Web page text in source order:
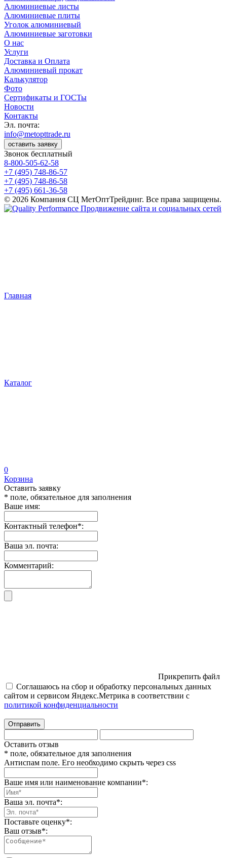
Алюминиевые листы
Алюминиевые плиты
Уголок алюминиевый
Алюминиевые заготовки
О нас
Услуги
Доставка и Оплата
Алюминиевый прокат
Калькулятор
Фото
Сертификаты и ГОСТы
Новости
Контакты
Эл. почта:
info@metopttrade.ru
оставить заявку
Звонок бесплатный
8-800-505-62-58
+7 (495) 748-86-57
+7 (495) 748-86-58
+7 (495) 661-36-58
© 2026 Компания СЦ МетОптТрейдинг. Все права защищены.
Продвижение сайта и социальных сетей
Главная
Каталог
0
Корзина
Оставить заявку
* поле, обязательное для заполнения
Ваше имя:
Контактный телефон*:
Ваша эл. почта:
Комментарий:
Прикрепить файл
Соглашаюсь на сбор и обработку персональных данных
сайтом и сервисом Яндекс.Метрика в соответствии с
политикой конфиденциальности
Отправить
Оставить отзыв
* поле, обязательное для заполнения
Антиспам поле. Его необходимо скрыть через css
Ваше имя или наименование компании*:
Ваша эл. почта*:
Поставьте оценку*:
Ваш отзыв*: